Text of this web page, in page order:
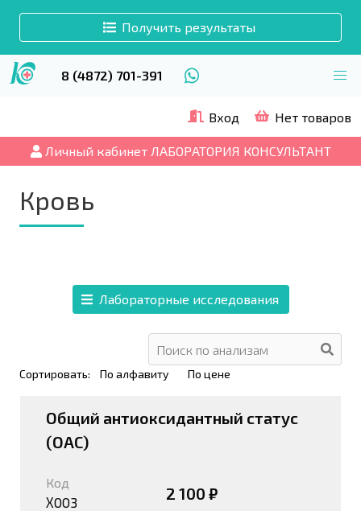
Получить результаты
8 (4872) 701-391
Вход Нет товаров
Личный кабинет ЛАБОРАТОРИЯ КОНСУЛЬТАНТ
Кровь
Лабораторные исследования
Сортировать: По алфавиту По цене
Общий антиоксидантный статус
(ОАС)
Код
Х003 2 100 ₽